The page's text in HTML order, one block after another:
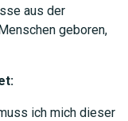
aus der
geboren,
ich mich dieser